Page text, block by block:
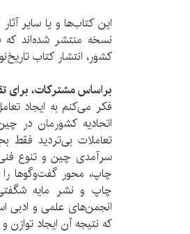
نسخه منتشر شده‌اند
کشور، انتشار کتاب‌‌
براساس مشترکات، برای
فکر می‌کنم به ایجاد
اتحادیه کشورمان در
تعاملات بی‌تردید فقط
سرآمدی چین و تنوع
چاپ، محور گفت‌و‌گو‌ها
چاپ و نشر مایه
انجمن‌های علمی و ادبی‌
که نتیجه آن ایجاد